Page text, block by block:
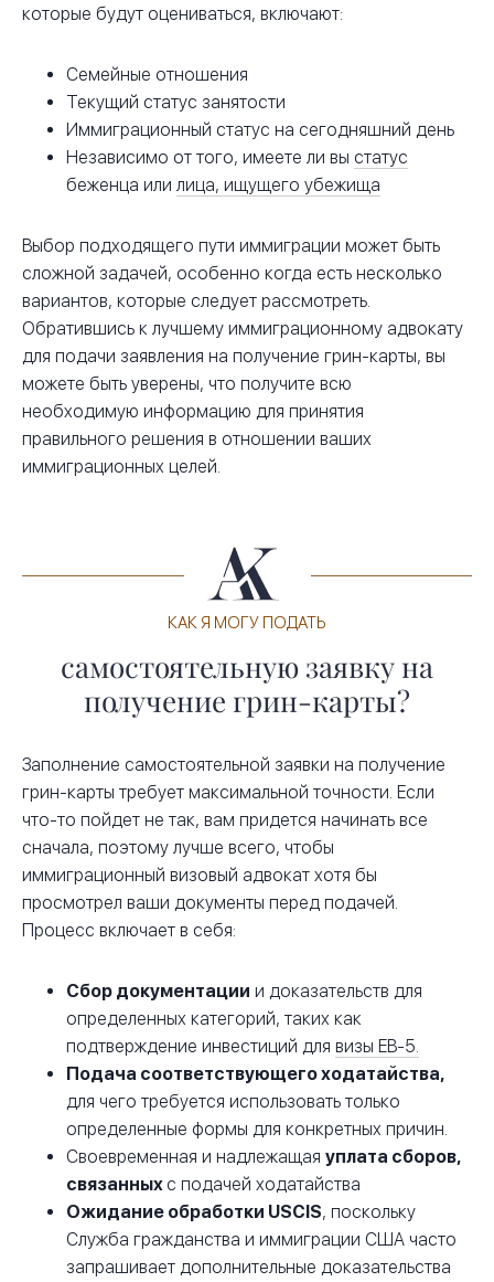
которые будут оцениваться, включают:
Семейные отношения
Текущий статус занятости
Иммиграционный статус на сегодняшний день
Независимо от того, имеете ли вы статус
беженца или лица, ищущего убежища
Выбор подходящего пути иммиграции может быть
сложной задачей, особенно когда есть несколько
вариантов, которые следует рассмотреть.
Обратившись к лучшему иммиграционному адвокату
для подачи заявления на получение грин-карты, вы
можете быть уверены, что получите всю
необходимую информацию для принятия
правильного решения в отношении ваших
иммиграционных целей.
КАК Я МОГУ ПОДАТЬ
самостоятельную заявку на
получение грин-карты?
Заполнение самостоятельной заявки на получение
грин-карты требует максимальной точности. Если
что-то пойдет не так, вам придется начинать все
сначала, поэтому лучше всего, чтобы
иммиграционный визовый адвокат хотя бы
просмотрел ваши документы перед подачей.
Процесс включает в себя:
Сбор документации и доказательств для
определенных категорий, таких как
подтверждение инвестиций для визы EB-5.
Подача соответствующего ходатайства,
для чего требуется использовать только
определенные формы для конкретных причин.
Своевременная и надлежащая уплата сборов,
связанныхс подачей ходатайства
Ожидание обработки USCIS, поскольку
Служба гражданства и иммиграции США часто
запрашивает дополнительные доказательства